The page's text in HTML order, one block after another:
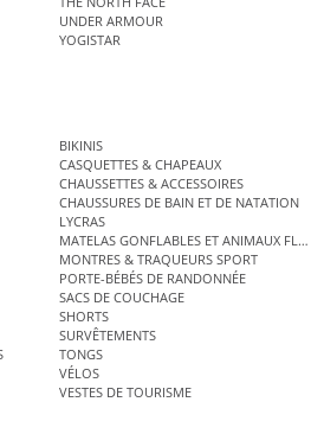
UNDER ARMOUR
YOGISTAR
BIKINIS
CASQUETTES & CHAPEAUX
CHAUSSETTES & ACCESSOIRES
CHAUSSURES DE BAIN ET DE NATATION
LYCRAS
MATELAS GONFLABLES ET ANIMAUX
MONTRES & TRAQUEURS SPORT
PORTE-BÉBÉS DE RANDONNÉE
SACS DE COUCHAGE
SHORTS
SURVÊTEMENTS
TONGS
VÉLOS
VESTES DE TOURISME